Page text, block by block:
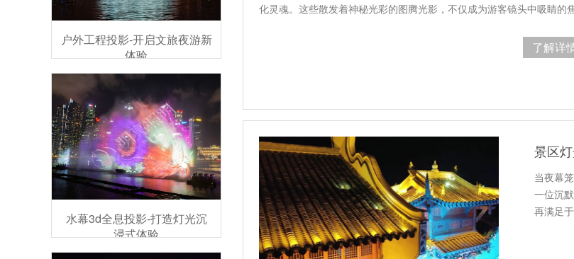
化灵魂。这些散发着神秘光彩的图腾光影，不仅成为游客镜头中吸睛的
了解详
景区
当夜幕
一位沉
再满足
户外工程投影-开启文旅夜游新
体验
水幕3d全息投影-打造灯光沉
浸式体验